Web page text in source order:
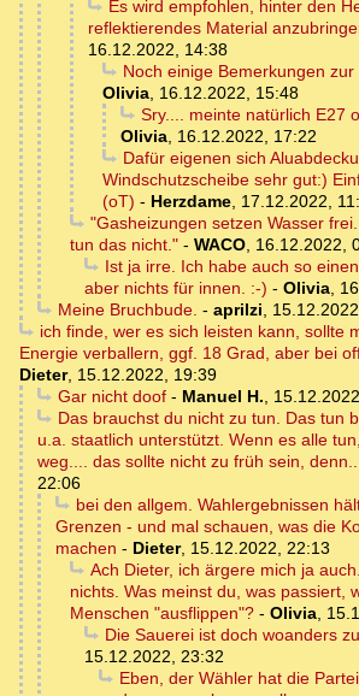
Es wird empfohlen, hinter den
reflektierendes Material
16.12.2022, 14:38
Noch einige Bemerkungen
Olivia, 16.12.2022, 15:48
Sry.... meinte natürlich E27
Olivia, 16.12.2022, 17:22
Dafür eigenen sich
Windschutzscheibe sehr gut:)
(oT) - Herzdame, 17.12.2022,
"Gasheizungen setzen Wasser
tun das nicht." - WACO, 16.12.2022,
Ist ja irre. Ich habe auch so
aber nichts für innen. :-) - Olivia,
Meine Bruchbude. - aprilzi,
ich finde, wer es sich leisten kann, sollte
Energie verballern, ggf. 18 Grad, aber bei
Dieter, 15.12.2022, 19:39
Gar nicht doof- Manuel H.,
Das brauchst du nicht zu tun. Das tun
u.a. staatlich unterstützt. Wenn es alle
weg.... das sollte nicht zu früh sein,
22:06
bei den allgem. Wahlergebnissen
Grenzen - und mal schauen, was die
machen - Dieter, 15.12.2022, 22:13
Ach Dieter, ich ärgere mich ja
nichts. Was meinst du, was passiert,
Menschen "ausflippen"? - Olivia,
Die Sauerei ist doch woanders
15.12.2022, 23:32
Eben, der Wähler hat die